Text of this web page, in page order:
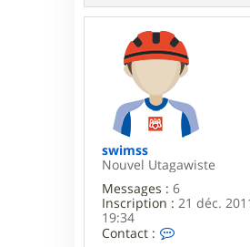
t
c
t
e
F
r
a
c
s
c
swimss
Nouvel Utagawiste
Messages : 6
Inscription : 21 déc.
19:34
Contact :